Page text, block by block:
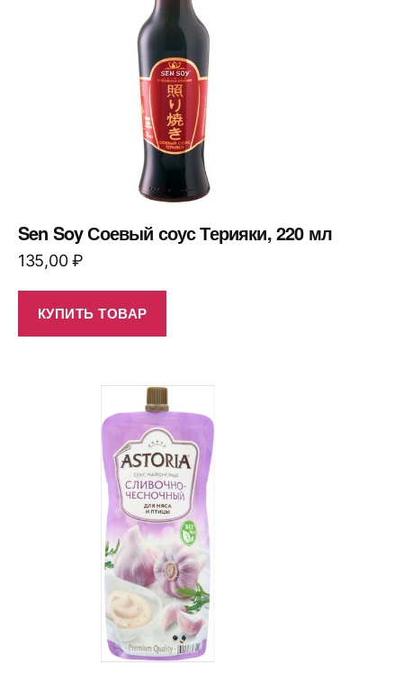
Sen Soy Соевый соус Терияки, 220 мл
135,00₽
КУПИТЬ ТОВАР